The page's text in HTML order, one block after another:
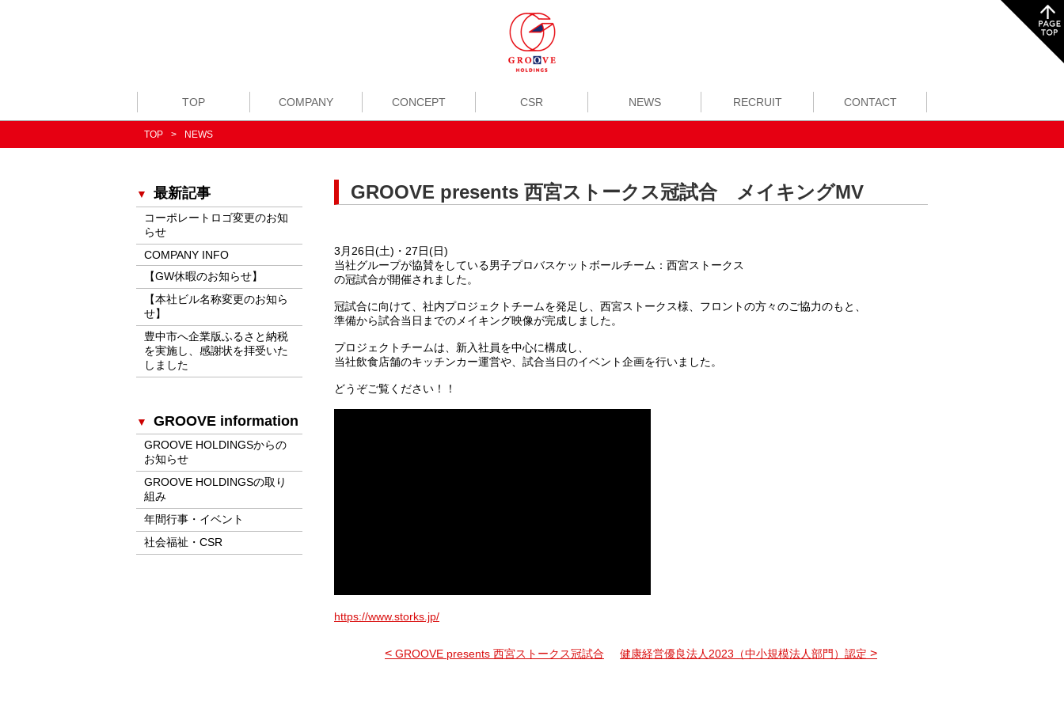
TOP COMPANY CONCEPT CSR NEWS RECRUIT CONTACT
TOP NEWS
GROOVE presents 西宮ストークス冠試合 メイキングMV
3月26日(土)・27日(日)
当社グループが協賛をしている男子プロバスケットボールチーム：西宮ストークス
の冠試合が開催されました。
冠試合に向けて、社内プロジェクトチームを発足し、西宮ストークス様、フロントの方々のご協力のもと、
準備から試合当日までのメイキング映像が完成しました。
プロジェクトチームは、新入社員を中心に構成し、
当社飲食店舗のキッチンカー運営や、試合当日のイベント企画を行いました。
どうぞご覧ください！！
https://www.storks.jp/
< GROOVE presents 西宮ストークス冠試合 健康経営優良法人2023（中小規模法人部門）認定 >
最新記事
コーポレートロゴ変更のお知
らせ
COMPANY INFO
【GW休暇のお知らせ】
【本社ビル名称変更のお知ら
せ】
豊中市へ企業版ふるさと納税
を実施し、感謝状を拝受いた
しました
GROOVE information
GROOVE HOLDINGSからの
お知らせ
GROOVE HOLDINGSの取り
組み
年間行事・イベント
社会福祉・CSR